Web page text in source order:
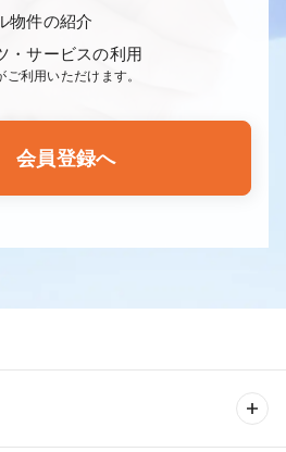
物件の紹介
・サービスの利用
利用いただけます。
会員登録へ